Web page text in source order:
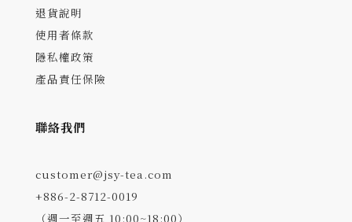
退貨說明
使用者條款
隱私權政策
產品責任保險
聯絡我們
customer@jsy-tea.com
+886-2-8712-0019
（週一至週五 10:00~18:00）